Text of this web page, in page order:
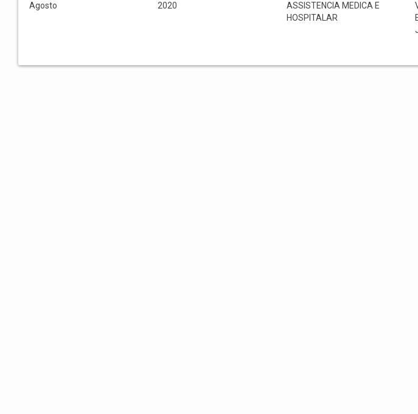
Agosto 2020
ASSISTENCIA MEDICA E
HOSPITALAR